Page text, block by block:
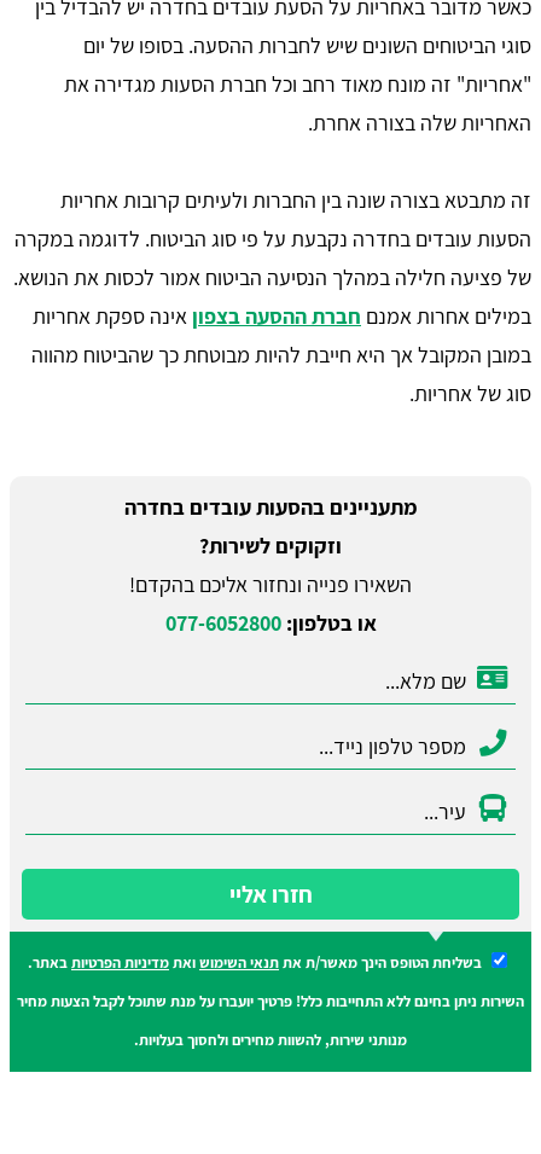
כאשר מדובר באחריות על הסעת עובדים בחדרה יש להבדיל בין
סוגי הביטוחים השונים שיש לחברות ההסעה. בסופו של יום
"אחריות" זה מונח מאוד רחב וכל חברת הסעות מגדירה את
האחריות שלה בצורה אחרת.
זה מתבטא בצורה שונה בין החברות ולעיתים קרובות אחריות
הסעות עובדים בחדרה נקבעת על פי סוג הביטוח. לדוגמה במקרה
של פציעה חלילה במהלך הנסיעה הביטוח אמור לכסות את הנושא.
במילים אחרות אמנם חברת ההסעה בצפון אינה ספקת אחריות
במובן המקובל אך היא חייבת להיות מבוטחת כך שהביטוח מהווה
סוג של אחריות.
מתעניינים בהסעות עובדים בחדרה
וזקוקים לשירות?
השאירו פנייה ונחזור אליכם בהקדם!
או בטלפון:077-6052800
חזרו אליי
בשליחת הטופס הינך מאשר/ת אתתנאי השימושואתמדיניות הפרטיותבאתר.
השירות ניתן בחינם ללא התחייבות כלל! פרטיך יועברו על מנת שתוכל לקבל הצעות מחיר
מנותני שירות, להשוות מחירים ולחסוך בעלויות.